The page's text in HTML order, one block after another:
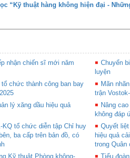
“Kỹ thuật hàng không hiện đại -
nhận chiến sĩ mới năm
Chuyển
luyện
tổ chức thành công ban bay
Mãn
trận
lý xăng dầu hiệu quả
Nâng
không đáp
KQ tổ chức diễn tập Chỉ huy
ba cấp trên bản đồ, có
Quyết
hiệu quả
trong Quân
Kỹ thuật Phòng không-
Tiểu